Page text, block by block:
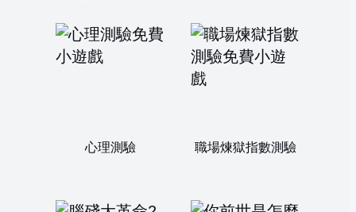
心理測驗 職場煉獄指數測驗